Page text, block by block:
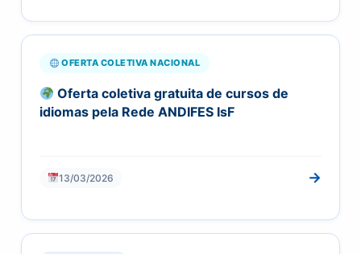
OFERTA COLETIVA NACIONAL
Oferta coletiva gratuita de cursos de
idiomas pela Rede ANDIFES IsF
13/03/2026 →